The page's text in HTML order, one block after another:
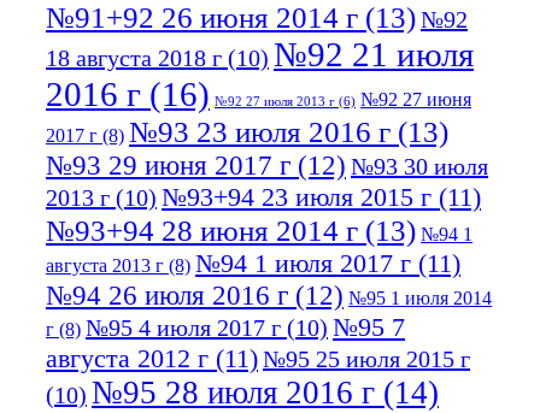
№91+92 26 июня 2014 г (13)№92
18 августа 2018 г (10) №92 21 июля
2016 г (16) №92 27 июля 2013 г (6) №92 27 июня
2017 г (8) №93 23 июля 2016 г (13)
№93 29 июня 2017 г (12) №93 30 июля
2013 г (10) №93+94 23 июля 2015 г (11)
№93+94 28 июня 2014 г (13) №94 1
августа 2013 г (8) №94 1 июля 2017 г (11)
№94 26 июля 2016 г (12) №95 1 июля 2014
г (8) №95 4 июля 2017 г (10) №95 7
августа 2012 г (11)№95 25 июля 2015 г
(10) №95 28 июля 2016 г (14)